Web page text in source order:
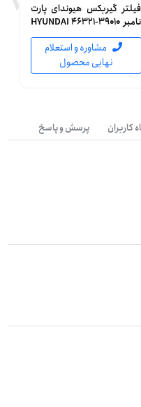
فیلتر گیربکس هیوندای پارت
نامبر HYUNDAI 46321-39010
جنیون (اصلی)
مشاوره و استعلام
نهایی محصول
کاربران پرسش و پاسخ